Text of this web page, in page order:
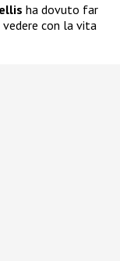
ha dovuto far
con la vita